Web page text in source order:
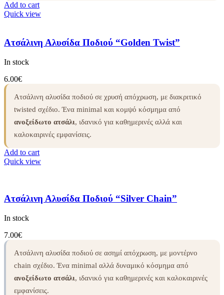
Add to cart
Quick view
Ατσάλινη Αλυσίδα Ποδιού “Golden Twist”
In stock
6.00€
Ατσάλινη αλυσίδα ποδιού σε χρυσή απόχρωση, με διακριτικό
twisted σχέδιο. Ένα minimal και κομψό κόσμημα από
ανοξείδωτο ατσάλι, ιδανικό για καθημερινές αλλά και
καλοκαιρινές εμφανίσεις.
Add to cart
Quick view
Ατσάλινη Αλυσίδα Ποδιού “Silver Chain”
In stock
7.00€
Ατσάλινη αλυσίδα ποδιού σε ασημί απόχρωση, με μοντέρνο
chain σχέδιο. Ένα minimal αλλά δυναμικό κόσμημα από
ανοξείδωτο ατσάλι, ιδανικό για καθημερινές και καλοκαιρινές
εμφανίσεις.